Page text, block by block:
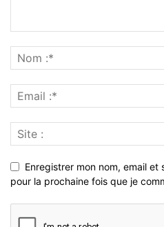
Enregistrer mon nom, email
pour la prochaine fois que je